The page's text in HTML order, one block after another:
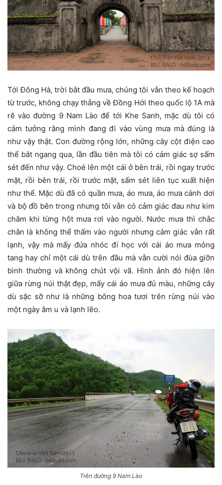
Tới Đông Hà, trời bắt đầu mưa, chúng tôi vẫn theo kế hoạch
từ trước, không chạy thẳng về Đồng Hới theo quốc lộ 1A mà
rẽ vào đường 9 Nam Lào để tới Khe Sanh, mặc dù tôi có
cảm tưởng rằng mình đang đi vào vùng mưa mà đúng là
như vậy thật. Con đường rộng lớn, những cây cột điện cao
thế bắt ngang qua, lần đầu tiên mà tôi có cảm giác sợ sấm
sét đến như vậy. Choé lên một cái ở bên trái, rồi ngay trước
mặt, rồi bên trái, rồi trước mặt, sấm sét liên tục xuất hiện
như thế. Mặc dù đã có quần mưa, áo mưa, áo mưa cánh dơi
và bộ đồ bên trong nhưng tôi vẫn có cảm giác đau như kim
châm khi từng hột mưa rơi vào người. Nước mưa thì chắc
chắn là không thể thấm vào người nhưng cảm giác vẫn rất
lạnh, vậy mà mấy đứa nhóc đi học với cái áo mưa mỏng
tang hay chỉ một cái dù trên đầu mà vẫn cười nói đùa giỡn
bình thường và không chút vội vã. Hình ảnh đó hiện lên
giữa rừng núi thật đẹp, mấy cái áo mưa đủ màu, những cây
dù sặc sỡ như là những bông hoa tươi trên rừng núi vào
một ngày âm u và lạnh lẽo.
Trên đường 9 Nam Lào